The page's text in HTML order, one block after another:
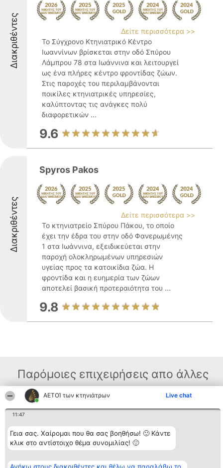
ΑΕΤΟΊ των κτηνιάτρων Live chat
11:47
Γεια σας. Χαίρομαι που θα σας βοηθήσω! 🙂 Κάντε
κλικ στο αντίστοιχο θέμα συνομιλίας! 🙂
Διακριθέντες
Δείτε περισσότερα >>
Το Σύγχρονο Κτηνιατρικό Κέντρο
Ιωαννίνων βρίσκεται στην οδό Σπύρου
Λάμπρου 78 στα Ιωάννινα και λειτουργεί
ως ένα πλήρες κέντρο φροντίδας ζώων.
Στις παροχές του περιλαμβάνονται
ποικίλες κτηνιατρικές υπηρεσίες,
καλύπτοντας τις ανάγκες πολύ
διαφορετικών ...
9.6
Διακριθέντες
Spyros Pakos
Δείτε περισσότερα >>
Το κτηνιατρείο Σπύρου Πάκου, το οποίο
έχει την έδρα του στην οδό Φανερωμένης
1 στα Ιωάννινα, εξειδικεύεται στην
παροχή ολοκληρωμένων υπηρεσιών
υγείας προς τα κατοικίδια ζώα. Η
φροντίδα και η ευημερία των ζώων
αποτελεί βασική προτεραιότητα του ...
9.8
Παρόμοιες επιχειρήσεις απο άλλες
περιοχές
κατάταξης
BEAUTIFUL COMPANY
Μονοπρόσωπη ΙΚΕ
2104128019
Διακριθέντες
Λίστα όλων
των
Μεθοδολογία
Επικοινωνία